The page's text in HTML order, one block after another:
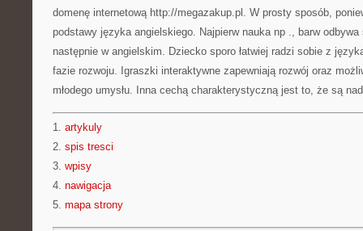
domenę internetową http://megazakup.pl. W prosty sposób,
podstawy języka angielskiego. Najpierw nauka np ., barw
następnie w angielskim. Dziecko sporo łatwiej radzi sobie z
fazie rozwoju. Igraszki interaktywne zapewniają rozwój oraz
młodego umysłu. Inna cechą charakterystyczną jest to, że są
1. artykuly
2. spis tresci
3. wpisy
4. nawigacja
5. mapa strony